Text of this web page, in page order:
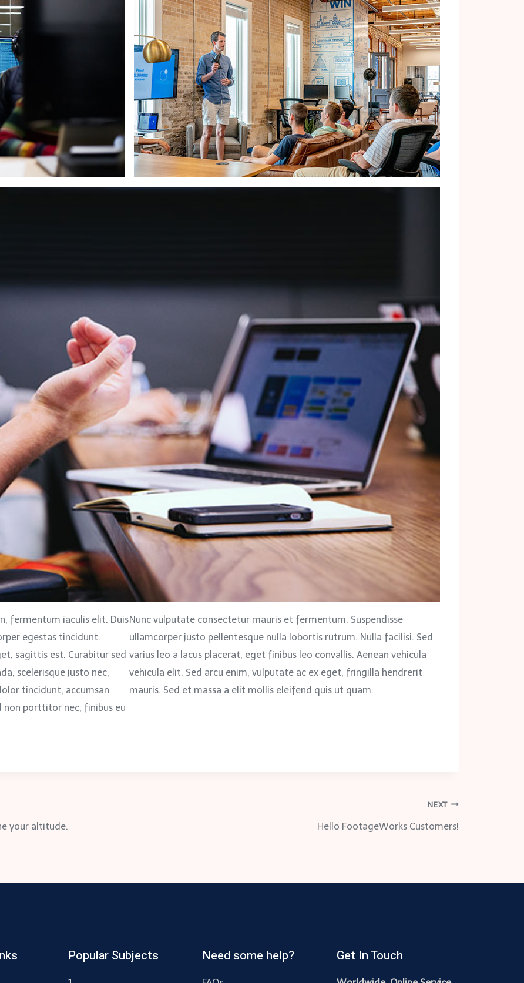
fermentum iaculis elit. Duis
egestas tincidunt.
sagittis est. Curabitur sed
scelerisque justo nec,
tincidunt, accumsan
non porttitor nec, finibus eu
Nunc vulputate consectetur mauris et fermentum. Suspendisse
ullamcorper justo pellentesque nulla lobortis rutrum. Nulla facilisi. Sed
varius leo a lacus placerat, eget finibus leo convallis. Aenean vehicula
vehicula elit. Sed arcu enim, vulputate ac ex eget, fringilla hendrerit
mauris. Sed et massa a elit mollis eleifend quis ut quam.
your altitude.
NEXT
Hello FootageWorks Customers!
Popular Subjects Need some help? Get In Touch